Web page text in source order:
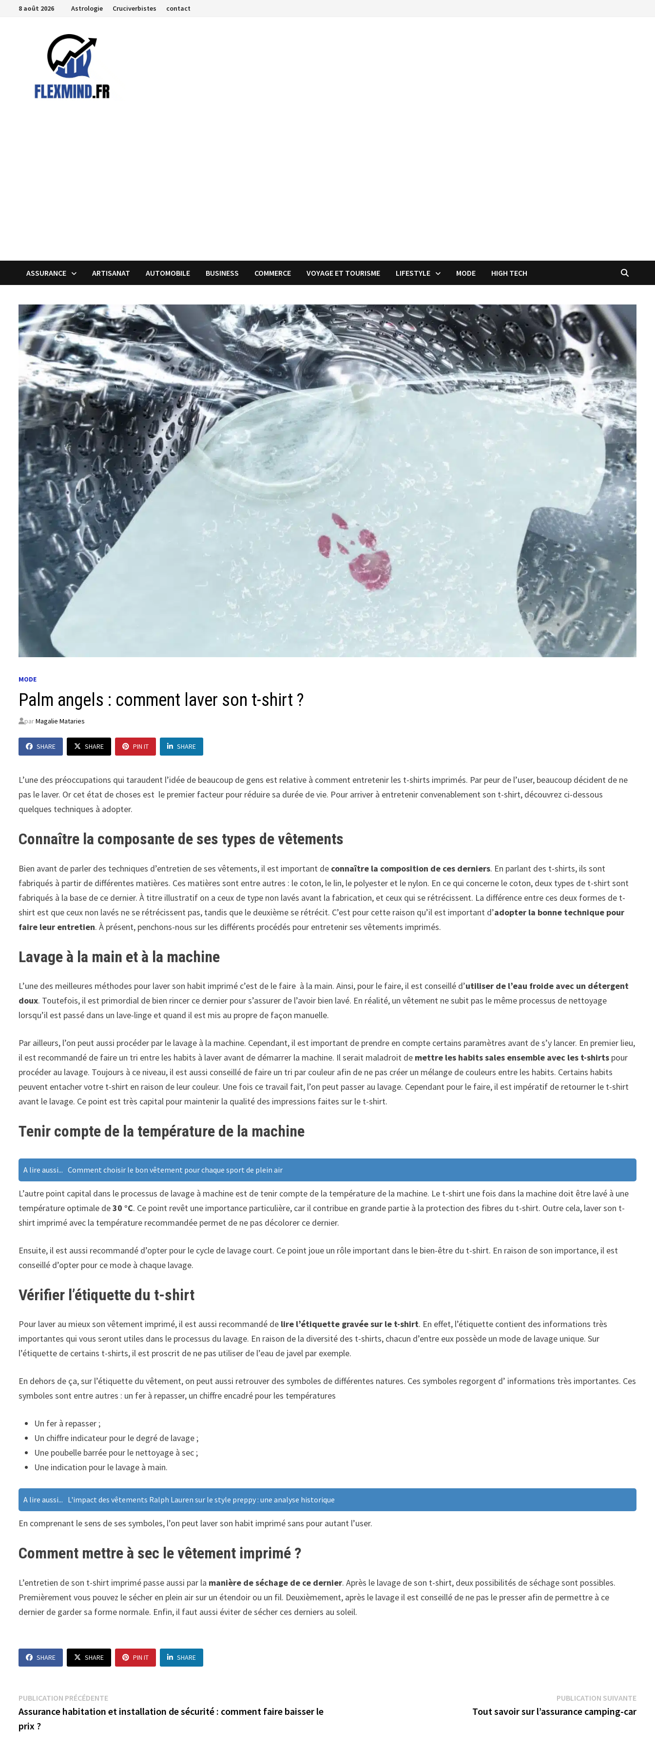
Passer8 août 2026 Astrologie Cruciverbistes contact
ASSURANCE ARTISANAT AUTOMOBILE BUSINESS COMMERCE VOYAGE ET TOURISME LIFESTYLE MODE HIGH TECH
MODE
Palm angels : comment laver son t-shirt ?
parMagalie Mataries
SHARE SHARE PIN IT SHARE
L’une des préoccupations qui taraudent l’idée de beaucoup de gens est relative à comment entretenir les t-shirts imprimés. Par peur de l’user, beaucoup décident de ne
pas le laver. Or cet état de choses est le premier facteur pour réduire sa durée de vie. Pour arriver à entretenir convenablement son t-shirt, découvrez ci-dessous
quelques techniques à adopter.
Connaître la composante de ses types de vêtements
Bien avant de parler des techniques d’entretien de ses vêtements, il est important de connaître la composition de ces derniers. En parlant des t-shirts, ils sont
fabriqués à partir de différentes matières. Ces matières sont entre autres : le coton, le lin, le polyester et le nylon. En ce qui concerne le coton, deux types de t-shirt sont
fabriqués à la base de ce dernier. À titre illustratif on a ceux de type non lavés avant la fabrication, et ceux qui se rétrécissent. La différence entre ces deux formes de t-
shirt est que ceux non lavés ne se rétrécissent pas, tandis que le deuxième se rétrécit. C’est pour cette raison qu’il est important d’adopter la bonne technique pour
faire leur entretien. À présent, penchons-nous sur les différents procédés pour entretenir ses vêtements imprimés.
Lavage à la main et à la machine
L’une des meilleures méthodes pour laver son habit imprimé c’est de le faire à la main. Ainsi, pour le faire, il est conseillé d’utiliser de l’eau froide avec un détergent
doux. Toutefois, il est primordial de bien rincer ce dernier pour s’assurer de l’avoir bien lavé. En réalité, un vêtement ne subit pas le même processus de nettoyage
lorsqu’il est passé dans un lave-linge et quand il est mis au propre de façon manuelle.
Par ailleurs, l’on peut aussi procéder par le lavage à la machine. Cependant, il est important de prendre en compte certains paramètres avant de s’y lancer. En premier lieu,
il est recommandé de faire un tri entre les habits à laver avant de démarrer la machine. Il serait maladroit de mettre les habits sales ensemble avec les t-shirts pour
procéder au lavage. Toujours à ce niveau, il est aussi conseillé de faire un tri par couleur afin de ne pas créer un mélange de couleurs entre les habits. Certains habits
peuvent entacher votre t-shirt en raison de leur couleur. Une fois ce travail fait, l’on peut passer au lavage. Cependant pour le faire, il est impératif de retourner le t-shirt
avant le lavage. Ce point est très capital pour maintenir la qualité des impressions faites sur le t-shirt.
Tenir compte de la température de la machine
A lire aussi... Comment choisir le bon vêtement pour chaque sport de plein air
L’autre point capital dans le processus de lavage à machine est de tenir compte de la température de la machine. Le t-shirt une fois dans la machine doit être lavé à une
température optimale de30 °C. Ce point revêt une importance particulière, car il contribue en grande partie à la protection des fibres du t-shirt. Outre cela, laver son t-
shirt imprimé avec la température recommandée permet de ne pas décolorer ce dernier.
Ensuite, il est aussi recommandé d’opter pour le cycle de lavage court. Ce point joue un rôle important dans le bien-être du t-shirt. En raison de son importance, il est
conseillé d’opter pour ce mode à chaque lavage.
Vérifier l’étiquette du t-shirt
Pour laver au mieux son vêtement imprimé, il est aussi recommandé de lire l’étiquette gravée sur le t-shirt. En effet, l’étiquette contient des informations très
importantes qui vous seront utiles dans le processus du lavage. En raison de la diversité des t-shirts, chacun d’entre eux possède un mode de lavage unique. Sur
l’étiquette de certains t-shirts, il est proscrit de ne pas utiliser de l’eau de javel par exemple.
En dehors de ça, sur l’étiquette du vêtement, on peut aussi retrouver des symboles de différentes natures. Ces symboles regorgent d’ informations très importantes. Ces
symboles sont entre autres : un fer à repasser, un chiffre encadré pour les températures
Un fer à repasser ;
Un chiffre indicateur pour le degré de lavage ;
Une poubelle barrée pour le nettoyage à sec ;
Une indication pour le lavage à main.
A lire aussi... L'impact des vêtements Ralph Lauren sur le style preppy : une analyse historique
En comprenant le sens de ses symboles, l’on peut laver son habit imprimé sans pour autant l’user.
Comment mettre à sec le vêtement imprimé ?
L’entretien de son t-shirt imprimé passe aussi par la manière de séchage de ce dernier. Après le lavage de son t-shirt, deux possibilités de séchage sont possibles.
Premièrement vous pouvez le sécher en plein air sur un étendoir ou un fil. Deuxièmement, après le lavage il est conseillé de ne pas le presser afin de permettre à ce
dernier de garder sa forme normale. Enfin, il faut aussi éviter de sécher ces derniers au soleil.
SHARE SHARE PIN IT SHARE
Navigation
de
l’article
PUBLICATION PRÉCÉDENTEPublication
précédente :
Assurance habitation et installation de sécurité : comment faire baisser le
prix ?
PUBLICATION SUIVANTE
Tout savoir sur l’assurance camping-car